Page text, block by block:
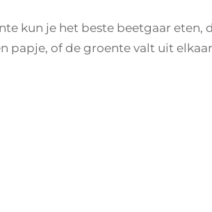
kun je het beste beetgaar eten,
papje, of de groente valt uit